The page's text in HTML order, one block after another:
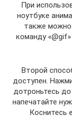
При
ноутбуке
также можно
команду
Второй
доступен.
дотроньтесь до
напечатайте
Коснитесь